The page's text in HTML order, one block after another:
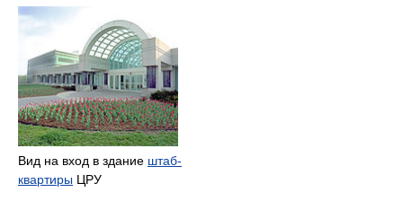
Вид на вход в здание штаб-
квартиры ЦРУ